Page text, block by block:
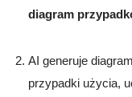
diagram
AI generuje
przypadki użycia,